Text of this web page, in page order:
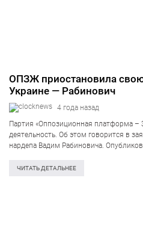
ОПЗЖ приостановила свою
Украине — Рабинович
4 года назад
Партия «Оппозиционная платформа –
деятельность. Об этом говорится в
нардепа Вадим Рабиновича.
всегда говорили о мире. Партия
ЧИТАТЬ ДЕТАЛЬНЕЕ